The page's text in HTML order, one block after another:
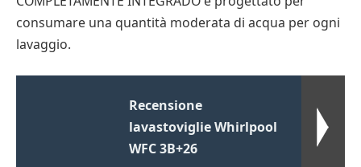
consumare una quantità moderata di acqua per ogni
lavaggio.
Recensione
lavastoviglie Whirlpool
WFC 3B+26